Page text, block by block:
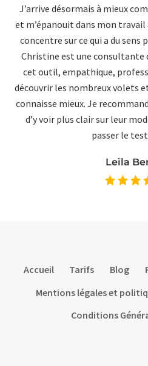
J’arrive désormais à mieux
et m’épanouit dans mon travail
concentre sur ce qui a du
Christine est une consultante
cet outil, empathique,
découvrir les nombreux volets
connaisse mieux. Je
d’y voir plus clair sur leur
passer le
Leïla
Accueil Tarifs Blog
Mentions légales et
Conditions